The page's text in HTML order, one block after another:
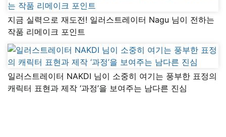
지금 실력으로 재도전! 일러스트레이터 Nagu 님이 전하는
작품 리메이크 포인트
일러스트레이터 NAKDI 님이 소중히 여기는 풍부한 표정의
캐릭터 표현과 제작 ‘과정’을 보여주는 남다른 진심